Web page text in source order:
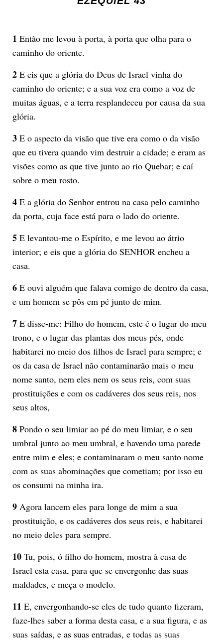
1 Então me levou à porta, à porta que olha para o
caminho do oriente.
2E eis que a glória do Deus de Israel vinha do
caminho do oriente; e a sua voz era como a voz de
muitas águas, e a terra resplandeceu por causa da sua
glória.
3E o aspecto da visão que tive era como o da visão
que eu tivera quando vim destruir a cidade; e eram as
visões como as que tive junto ao rio Quebar; e caí
sobre o meu rosto.
4E a glória do Senhor entrou na casa pelo caminho
da porta, cuja face está para o lado do oriente.
5E levantou-me o Espírito, e me levou ao átrio
interior; e eis que a glória do SENHOR encheu a
casa.
6E ouvi alguém que falava comigo de dentro da casa,
e um homem se pôs em pé junto de mim.
7E disse-me: Filho do homem, este é o lugar do meu
trono, e o lugar das plantas dos meus pés, onde
habitarei no meio dos filhos de Israel para sempre; e
os da casa de Israel não contaminarão mais o meu
nome santo, nem eles nem os seus reis, com suas
prostituições e com os cadáveres dos seus reis, nos
seus altos,
8Pondo o seu limiar ao pé do meu limiar, e o seu
umbral junto ao meu umbral, e havendo uma parede
entre mim e eles; e contaminaram o meu santo nome
com as suas abominações que cometiam; por isso eu
os consumi na minha ira.
9Agora lancem eles para longe de mim a sua
prostituição, e os cadáveres dos seus reis, e habitarei
no meio deles para sempre.
10Tu, pois, ó filho do homem, mostra à casa de
Israel esta casa, para que se envergonhe das suas
maldades, e meça o modelo.
11 E, envergonhando-se eles de tudo quanto fizeram,
faze-lhes saber a forma desta casa, e a sua figura, e as
suas saídas, e as suas entradas, e todas as suas